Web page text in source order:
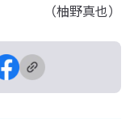
（柚野真也）